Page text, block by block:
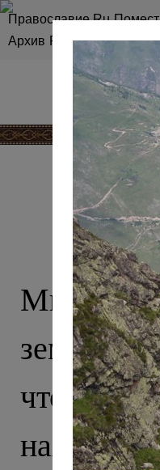
Православие.Ru
Архив RSS Карта сайта
Мы
землей
что